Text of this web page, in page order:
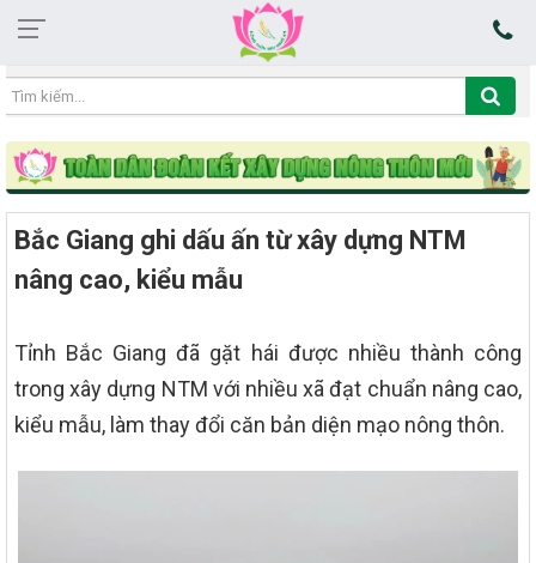
18:39:23 07/08/2026
Bắc Giang ghi dấu ấn từ xây dựng NTM
nâng cao, kiểu mẫu
Tỉnh Bắc Giang đã gặt hái được nhiều thành công
trong xây dựng NTM với nhiều xã đạt chuẩn nâng cao,
kiểu mẫu, làm thay đổi căn bản diện mạo nông thôn.